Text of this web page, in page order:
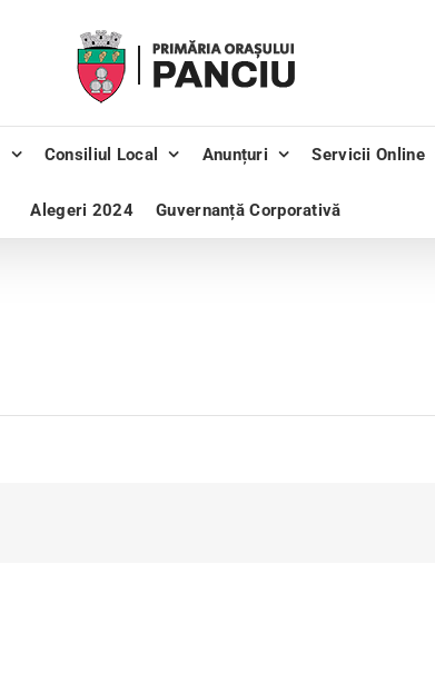
Consiliul Local Anunțuri Servicii Online
Alegeri 2024 Guvernanță Corporativă